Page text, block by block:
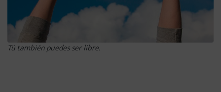
Tú también puedes ser libre.